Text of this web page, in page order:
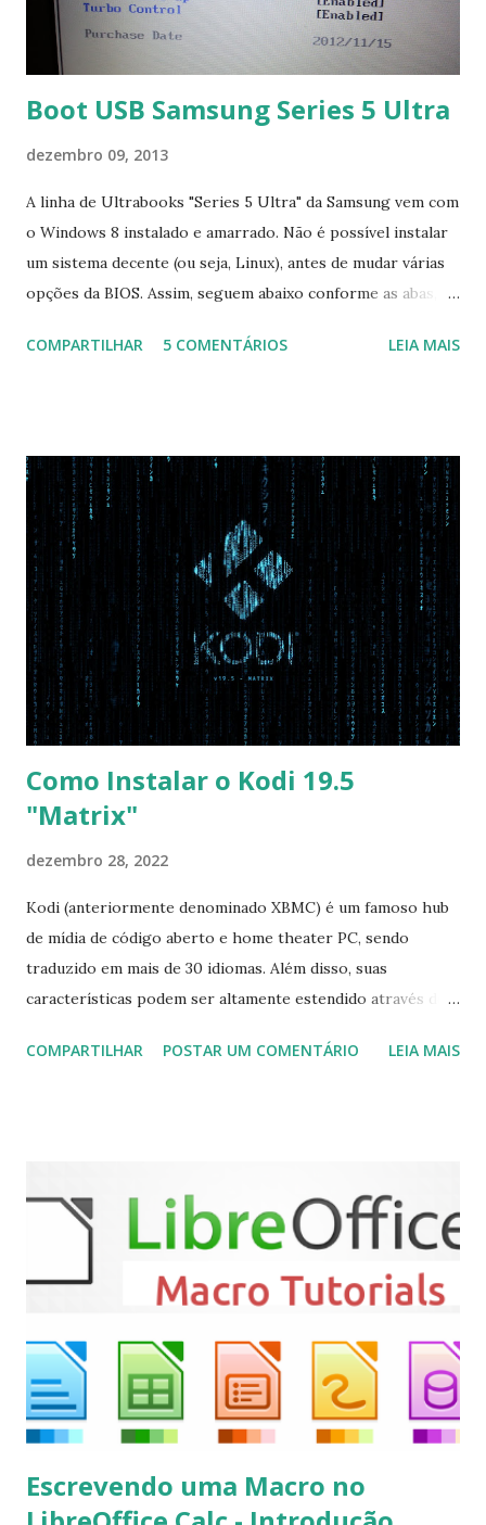
Boot USB Samsung Series 5 Ultra
dezembro 09, 2013
A linha de Ultrabooks "Series 5 Ultra" da Samsung vem com
o Windows 8 instalado e amarrado. Não é possível instalar
um sistema decente (ou seja, Linux), antes de mudar várias
opções da BIOS. Assim, seguem abaixo conforme as abas, a
Na inicialização aperte F2 para acessar a BIOS e então faça
com Win, deixe essa opção no Auto ) Set AHCI Mode ->
Disabled USB S3 Wake-up -> Enabled Boot: Secure Boot ->
Disabled OS Mode Selection -> UEFI and CSM OS (Essa
opção garante boot com Win e Linux) Boot > Boot Priority
Order USB HDD: SATA CD: SATA HDD: Essa ordem de boot
vai garantir que ele tente primeiro o boot pela USB, depois
pelo CD e por último no HD. Apenas as opções acima são
as necessá...
COMPARTILHAR 5 COMENTÁRIOS LEIA MAIS
Como Instalar o Kodi 19.5
"Matrix"
dezembro 28, 2022
Kodi (anteriormente denominado XBMC) é um famoso hub
de mídia de código aberto e home theater PC, sendo
traduzido em mais de 30 idiomas. Além disso, suas
características podem ser altamente estendido através de
(personal video recorder). A versão final do Kodi 19.5
sudo apt-get install kodi Use o comando a seguir para
instalar codecs de áudio e outros complementos,
executando: $ sudo apt-get install --install-suggests
kodi Para remover, execute: $ sudo apt-get remove
COMPARTILHAR POSTAR UM COMENTÁRIO LEIA MAIS
Escrevendo uma Macro no